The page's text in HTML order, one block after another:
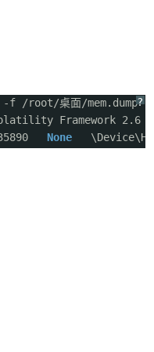
?
桌面/mem.dump --
Framework 2.6
None